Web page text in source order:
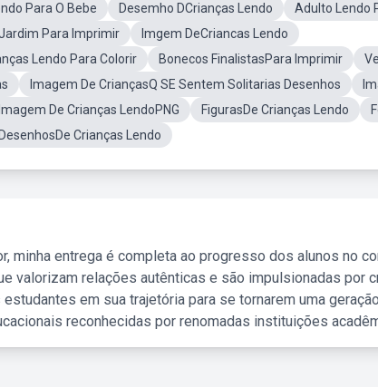
Para O Bebe
Desemho DCrianças Lendo
Adulto Lendo
Para Imprimir
Imgem DeCriancas Lendo
Lendo Para Colorir
Bonecos FinalistasPara Imprimir
Imagem De CriançasQ SE Sentem Solitarias Desenhos
Imagem De Crianças LendoPNG FigurasDe Crianças Lendo
DesenhosDe Crianças Lendo
minha entrega é completa ao progresso dos alunos no
valorizam relações autênticas e são impulsionadas por
em sua trajetória para se tornarem uma
reconhecidas por renomadas instituições